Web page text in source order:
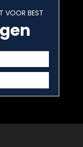
VOOR BEST